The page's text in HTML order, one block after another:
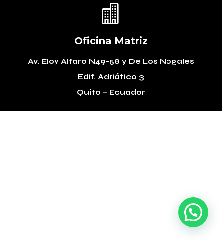

Oficina Matriz
Av. Eloy Alfaro N49-58 y De Los Nogales
Edif. Adriático 3
Quito – Ecuador